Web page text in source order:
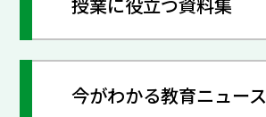
今がわかる教育ニュース